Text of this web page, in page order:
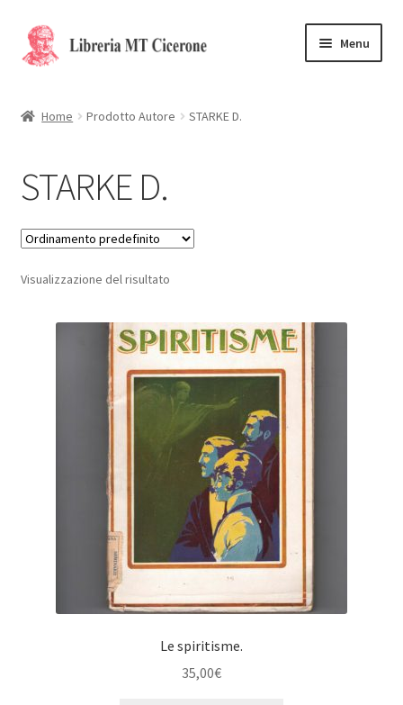
Vai
alla
Vai
al
Menu
La Storia
Contattaci
Cassa
Carrello
Home Prodotto Autore STARKE D.
STARKE D.
Visualizzazione del risultato
Le spiritisme.
35,00€